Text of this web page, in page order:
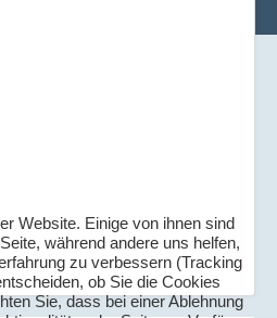
Website. Einige von ihnen sind
während andere uns helfen,
zu verbessern (Tracking
ob Sie die Cookies
Sie, dass bei einer Ablehnung